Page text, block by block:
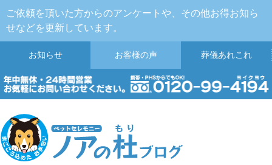
ご依頼を頂いた方からのアンケートや、その他お得お知ら
せなどを更新しています。
お知らせ お客様の声 葬儀あれこれ